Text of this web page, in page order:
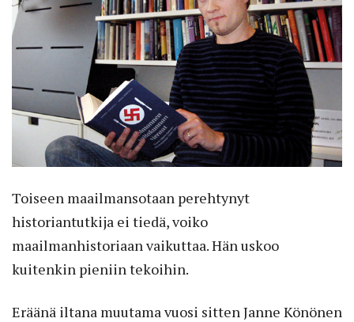
Toiseen maailmansotaan perehtynyt
historiantutkija ei tiedä, voiko
maailmanhistoriaan­ vaikuttaa. Hän uskoo
kuitenkin pieniin tekoihin.
Eräänä iltana muutama vuosi sitten Janne Könönen